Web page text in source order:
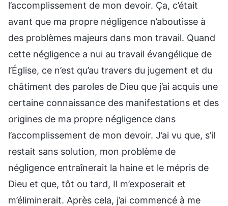
l’accomplissement de mon devoir. Ça, c’était
avant que ma propre négligence n’aboutisse à
des problèmes majeurs dans mon travail. Quand
cette négligence a nui au travail évangélique de
l’Église, ce n’est qu’au travers du jugement et du
châtiment des paroles de Dieu que j’ai acquis une
certaine connaissance des manifestations et des
origines de ma propre négligence dans
l’accomplissement de mon devoir. J’ai vu que, s’il
restait sans solution, mon problème de
négligence entraînerait la haine et le mépris de
Dieu et que, tôt ou tard, Il m’exposerait et
m’éliminerait. Après cela, j’ai commencé à me